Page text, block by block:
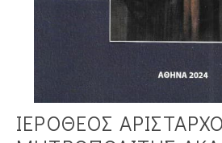
ΙΕΡΟΘΕΟΣ